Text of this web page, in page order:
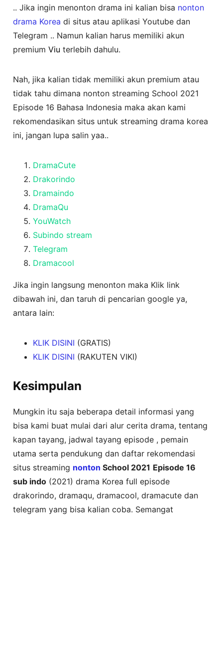
.. Jika ingin menonton drama ini kalian bisa nonton
drama Korea di situs atau aplikasi Youtube dan
Telegram .. Namun kalian harus memiliki akun
premiumViu terlebih dahulu.
Nah, jika kalian tidak memiliki akun premium atau
tidak tahu dimana nonton streaming School 2021
Episode 16 Bahasa Indonesia maka akan kami
rekomendasikan situs untuk streaming drama korea
ini, jangan lupa salin yaa..
DramaCute
Drakorindo
Dramaindo
DramaQu
YouWatch
Subindo stream
Telegram
Dramacool
Jika ingin langsung menonton maka Klik link
dibawah ini, dan taruh di pencarian google ya,
antara lain:
KLIK DISINI (GRATIS)
KLIK DISINI (RAKUTEN VIKI)
Kesimpulan
Mungkin itu saja beberapa detail informasi yang
bisa kami buat mulai dari alur cerita drama, tentang
kapan tayang, jadwal tayang episode , pemain
utama serta pendukung dan daftar rekomendasi
situs streaming nonton School 2021 Episode 16
sub indo (2021) drama Korea full episode
drakorindo, dramaqu, dramacool, dramacute dan
telegram yang bisa kalian coba. Semangat